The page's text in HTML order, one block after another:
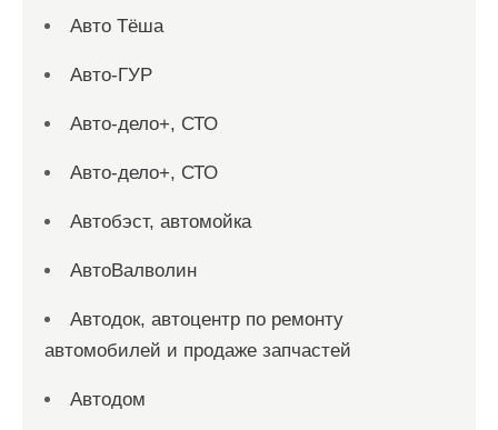
Авто Тёша
Авто-ГУР
Авто-дело+, СТО
Авто-дело+, СТО
Автобэст, автомойка
АвтоВалволин
Автодок, автоцентр по ремонту
автомобилей и продаже запчастей
Автодом